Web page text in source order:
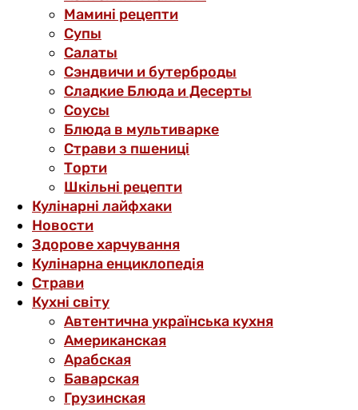
Мамині рецепти
Супы
Салаты
Сэндвичи и бутерброды
Сладкие Блюда и Десерты
Соусы
Блюда в мультиварке
Страви з пшениці
Торти
Шкільні рецепти
Кулінарні лайфхаки
Новости
Здорове харчування
Кулінарна енциклопедія
Страви
Кухні світу
Автентична українська кухня
Американская
Арабская
Баварская
Грузинская